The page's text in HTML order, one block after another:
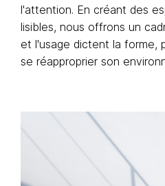
l'attention. En créant des
lisibles, nous offrons un
et l'usage dictent la forme,
se réapproprier son